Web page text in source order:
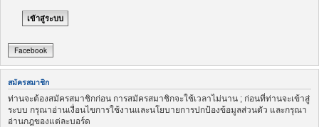
Facebook
สมัครสมาชิก
ท่านจะต้องสมัครสมาชิกก่อน การสมัครสมาชิกจะใช้เวลาไม่นาน ; ก่อนที่ท่านจะเข้าสู่
ระบบ กรุณาอ่านเงื่อนไขการใช้งานและนโยบายการปกป้องข้อมูลส่วนตัว และกรุณา
อ่านกฎของแต่ละบอร์ด